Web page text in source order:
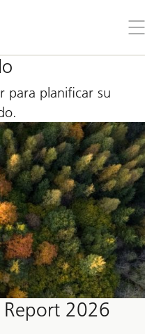
el
para planificar su
Report 2026